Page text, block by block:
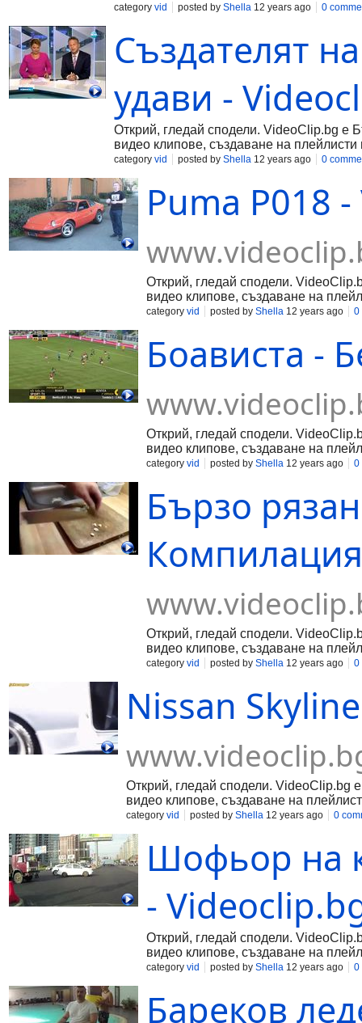
category vid posted by Shella 12 years ago 0
Създателят
удави -
Открий, гледай сподели. VideoClip.bg е
видео клипове, създаване на плейлисти
category vid posted by Shella 12 years ago 0
Puma P018
Открий, гледай сподели.
видео клипове, създаване на
category vid posted by Shella 12 years ago 0
Боависта -
Открий, гледай сподели.
видео клипове, създаване на
category vid posted by Shella 12 years ago 0
Бързо
Открий, гледай сподели.
видео клипове, създаване на
category vid posted by Shella 12 years ago 0
Nissan
Открий, гледай сподели. VideoClip.bg
видео клипове, създаване на
category vid posted by Shella 12 years ago 0
Шофьор на
-
Открий, гледай сподели.
видео клипове, създаване на
category vid posted by Shella 12 years ago 0
Бареков